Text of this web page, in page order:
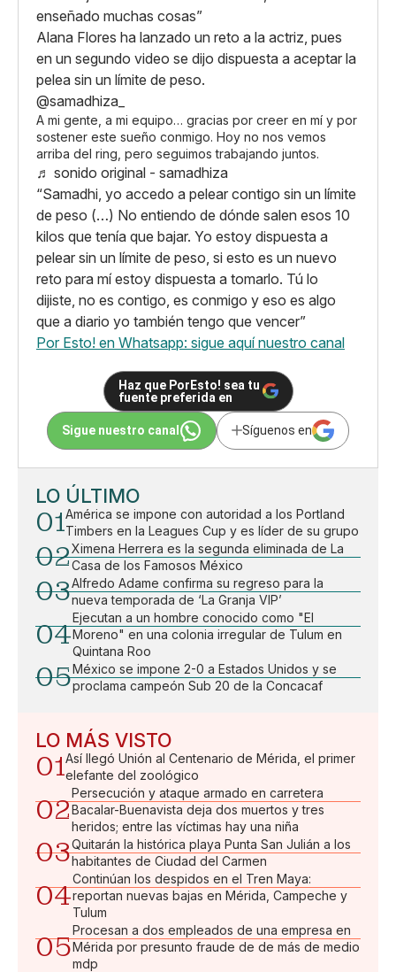
enseñado muchas cosas”
Alana Flores ha lanzado un reto a la actriz, pues
en un segundo video se dijo dispuesta a aceptar la
pelea sin un límite de peso.
@samadhiza_
A mi gente, a mi equipo… gracias por creer en mí y por
sostener este sueño conmigo. Hoy no nos vemos
arriba del ring, pero seguimos trabajando juntos.
♬ sonido original - samadhiza
“Samadhi, yo accedo a pelear contigo sin un límite
de peso (…) No entiendo de dónde salen esos 10
kilos que tenía que bajar. Yo estoy dispuesta a
pelear sin un límite de peso, si esto es un nuevo
reto para mí estoy dispuesta a tomarlo. Tú lo
dijiste, no es contigo, es conmigo y eso es algo
que a diario yo también tengo que vencer”
Por Esto! en Whatsapp: sigue aquí nuestro canal
Haz que PorEsto! sea tu
fuente preferida en
Sigue nuestro canal Síguenos en
LO ÚLTIMO
01América se impone con autoridad a los Portland
Timbers en la Leagues Cup y es líder de su grupo
02Ximena Herrera es la segunda eliminada de La
Casa de los Famosos México
03Alfredo Adame confirma su regreso para la
nueva temporada de ‘La Granja VIP’
04
Ejecutan a un hombre conocido como "El
Moreno" en una colonia irregular de Tulum en
Quintana Roo
05México se impone 2-0 a Estados Unidos y se
proclama campeón Sub 20 de la Concacaf
LO MÁS VISTO
01Así llegó Unión al Centenario de Mérida, el primer
elefante del zoológico
02
Persecución y ataque armado en carretera
Bacalar-Buenavista deja dos muertos y tres
heridos; entre las víctimas hay una niña
03Quitarán la histórica playa Punta San Julián a los
habitantes de Ciudad del Carmen
04
Continúan los despidos en el Tren Maya:
reportan nuevas bajas en Mérida, Campeche y
Tulum
05
Procesan a dos empleados de una empresa en
Mérida por presunto fraude de de más de medio
mdp